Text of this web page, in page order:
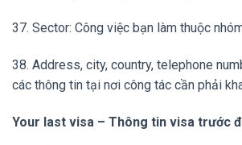
37. Sector: Công việc bạn làm thuộc
38. Address, city, country, telephone
các thông tin tại nơi công tác cần phải
Your last visa – Thông tin visa trước